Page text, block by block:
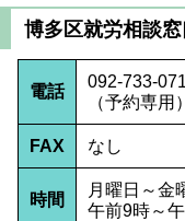
博多区就労相談窓
電話
092-733-
（予約専用）
FAX なし
時間
月曜日～金
午前9時～